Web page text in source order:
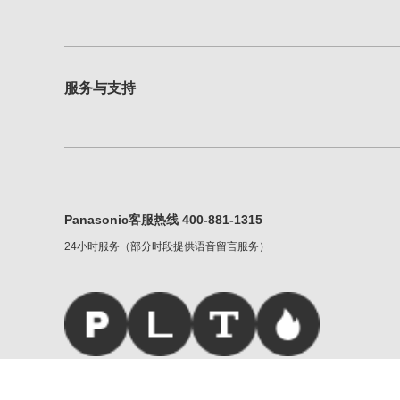
服务与支持
Panasonic客服热线 400-881-1315
24小时服务（部分时段提供语音留言服务）